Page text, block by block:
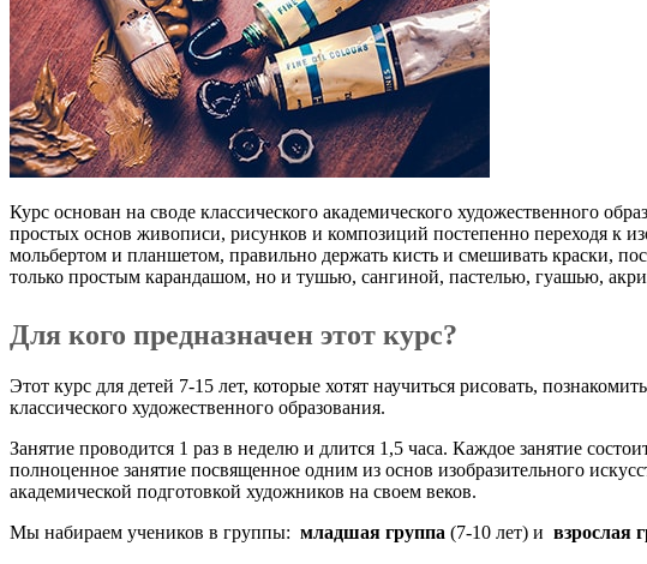
Курс основан на своде классического академического художественного
простых основ живописи, рисунков и композиций постепенно переходя к
мольбертом и планшетом, правильно держать кисть и смешивать краски,
только простым карандашом, но и тушью, сангиной, пастелью, гуашью,
Для кого предназначен этот курс?
Этот курс для детей 7-15 лет, которые хотят научиться рисовать,
классического художественного образования.
Занятие проводится 1 раз в неделю и длится 1,5 часа. Каждое занятие
полноценное занятие посвященное одним из основ изобразительного
академической подготовкой художников на своем веков.
Мы набираем учеников в группы: младшая группа (7-10 лет) и взрослая